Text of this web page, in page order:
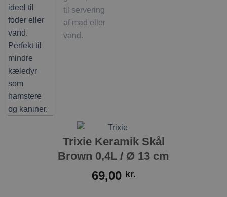
Trixie Keramik Skål
Brown 0,4L / Ø 13 cm
69,00 kr.